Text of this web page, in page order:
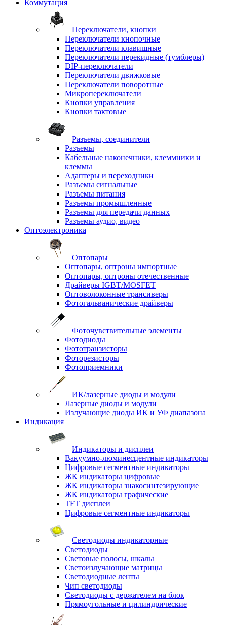
Коммутация
Переключатели, кнопки
Переключатели кнопочные
Переключатели клавишные
Переключатели перекидные (тумблеры)
DIP-переключатели
Переключатели движковые
Переключатели поворотные
Микропереключатели
Кнопки управления
Кнопки тактовые
Разъемы, соединители
Разъемы
Кабельные наконечники, клеммники и
клеммы
Адаптеры и переходники
Разъемы сигнальные
Разъемы питания
Разъемы промышленные
Разъемы для передачи данных
Разъемы аудио, видео
Оптоэлектроника
Оптопары
Оптопары, оптроны импортные
Оптопары, оптроны отечественные
Драйверы IGBT/MOSFET
Оптоволоконные трансиверы
Фотогальванические драйверы
Фоточувствительные элементы
Фотодиоды
Фототранзисторы
Фоторезисторы
Фотоприемники
ИК/лазерные диоды и модули
Лазерные диоды и модули
Излучающие диоды ИК и УФ диапазона
Индикация
Индикаторы и дисплеи
Вакуумно-люминесцентные индикаторы
Цифровые сегментные индикаторы
ЖК индикаторы цифровые
ЖК индикаторы знакосинтезирующие
ЖК индикаторы графические
TFT дисплеи
Цифровые сегментные индикаторы
Светодиоды индикаторные
Светодиоды
Световые полосы, шкалы
Светоизлучающие матрицы
Светодиодные ленты
Чип светодиоды
Светодиоды с держателем на блок
Прямоугольные и цилиндрические